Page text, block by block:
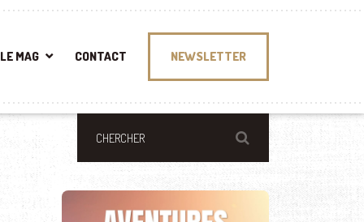
LE MAG CONTACT NEWSLETTER